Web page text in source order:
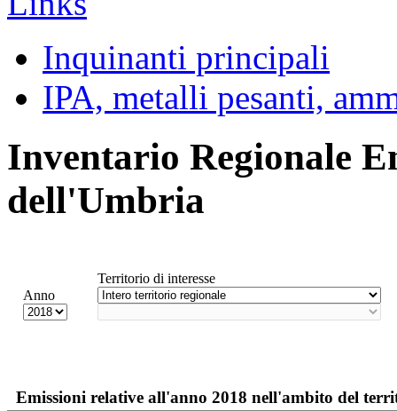
Inquinanti principali
IPA, metalli pesanti,
Inventario Regionale
dell'Umbria
Anno
Territorio di interesse
Emissioni relative all'anno 2018 nell'ambito del